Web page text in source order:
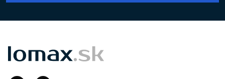
LOMAX